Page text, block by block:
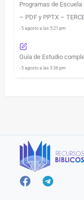
Programas de
– PDF y PPTX –
- 5 agosto a las 5:21 pm
Guía de Estudio
- 5 agosto a las 3:36 pm